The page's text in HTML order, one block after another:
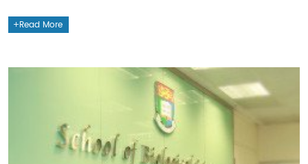
Read More